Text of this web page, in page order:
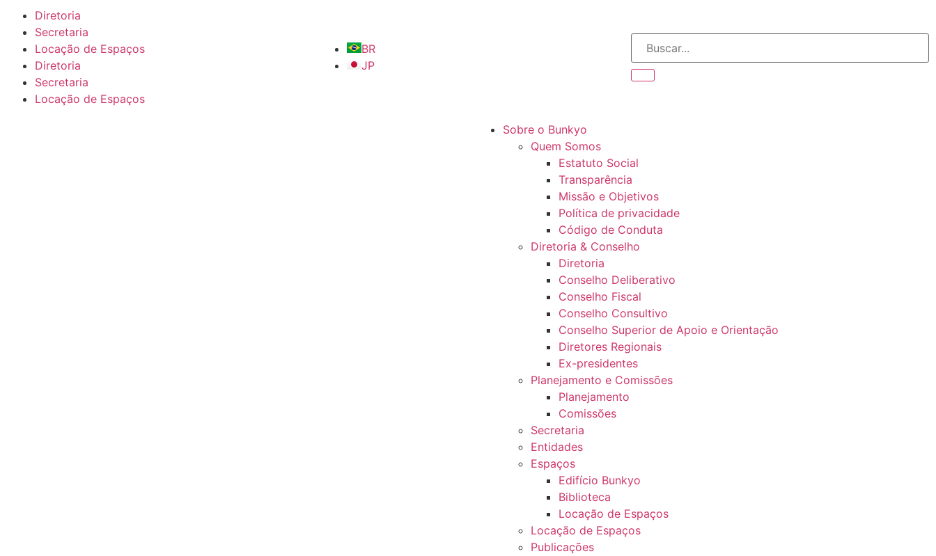
Diretoria
Secretaria
Locação de Espaços
Diretoria
Secretaria
Locação de Espaços
BR
JP
Sobre o Bunkyo
Quem Somos
Estatuto Social
Transparência
Missão e Objetivos
Política de privacidade
Código de Conduta
Diretoria & Conselho
Diretoria
Conselho Deliberativo
Conselho Fiscal
Conselho Consultivo
Conselho Superior de Apoio e Orientação
Diretores Regionais
Ex-presidentes
Planejamento e Comissões
Planejamento
Comissões
Secretaria
Entidades
Espaços
Edifício Bunkyo
Biblioteca
Locação de Espaços
Locação de Espaços
Publicações